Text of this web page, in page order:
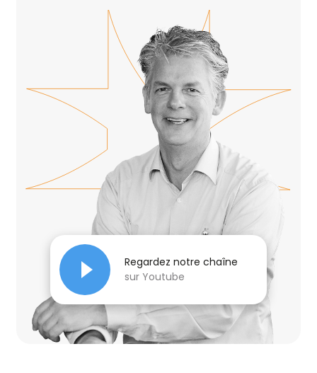
Regardez notre chaîne
sur Youtube